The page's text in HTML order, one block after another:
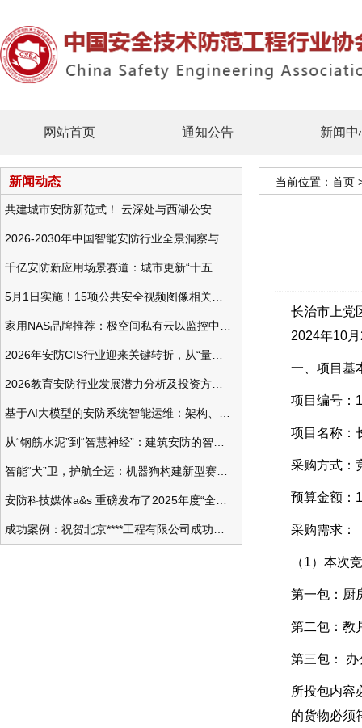
网站首页 通知公告 新闻中
新闻动态 当前位置： 首页
长治市上党
2024年10
一、项目基
项目编号：
项目名称：
采购方式：
预算金额：
采购需求：
（1）本次
第一包：厨
第二包：教
第三包：
所投包内容
的货物必须